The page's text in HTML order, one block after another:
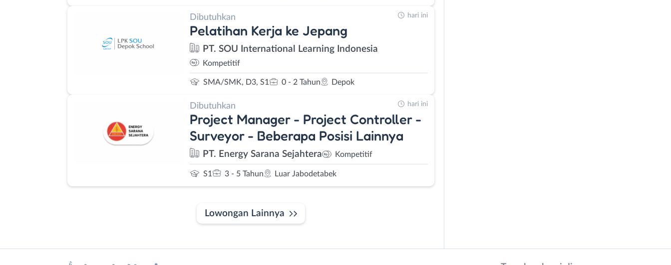
Dibutuhkan
Pelatihan Kerja ke Jepang
PT. SOU International Learning Indonesia
Kompetitif
SMA/SMK, D3, S1 0 - 2 Tahun Depok
hari ini
Dibutuhkan
Project Manager - Project Controller -
Surveyor - Beberapa Posisi Lainnya
PT. Energy Sarana Sejahtera Kompetitif
S1 3 - 5 Tahun Luar Jabodetabek
hari ini
Lowongan Lainnya